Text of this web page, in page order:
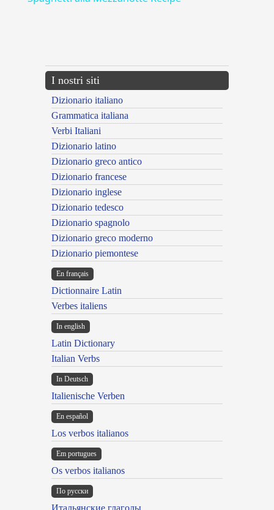
I nostri siti
Dizionario italiano
Grammatica italiana
Verbi Italiani
Dizionario latino
Dizionario greco antico
Dizionario francese
Dizionario inglese
Dizionario tedesco
Dizionario spagnolo
Dizionario greco moderno
Dizionario piemontese
En français
Dictionnaire Latin
Verbes italiens
In english
Latin Dictionary
Italian Verbs
In Deutsch
Italienische Verben
En español
Los verbos italianos
Em portugues
Os verbos italianos
По русски